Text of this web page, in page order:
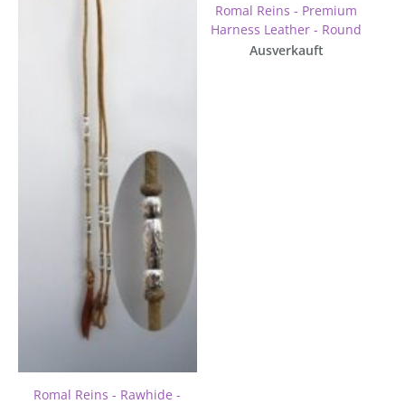
Romal Reins - Rawhide -
Romal Reins - Premium
Harness Leather - Round
Ausverkauft